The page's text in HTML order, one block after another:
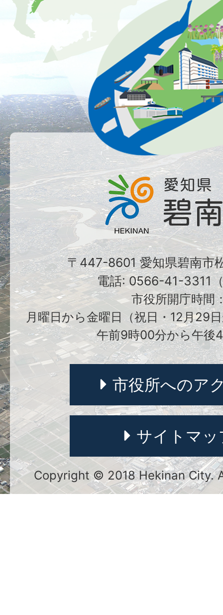
〒447-8601 愛知県碧南市
電話: 0566-41-3311
市役所開庁時間
月曜日から金曜日（祝日・12月29
午前9時00分から午後
市役所へのア
サイトマッ
Copyright © 2018 Hekinan City.